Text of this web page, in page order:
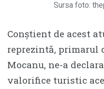
Sursa foto:
Conștient de acest
reprezintă, primarul
Mocanu, ne-a
valorifice turistic